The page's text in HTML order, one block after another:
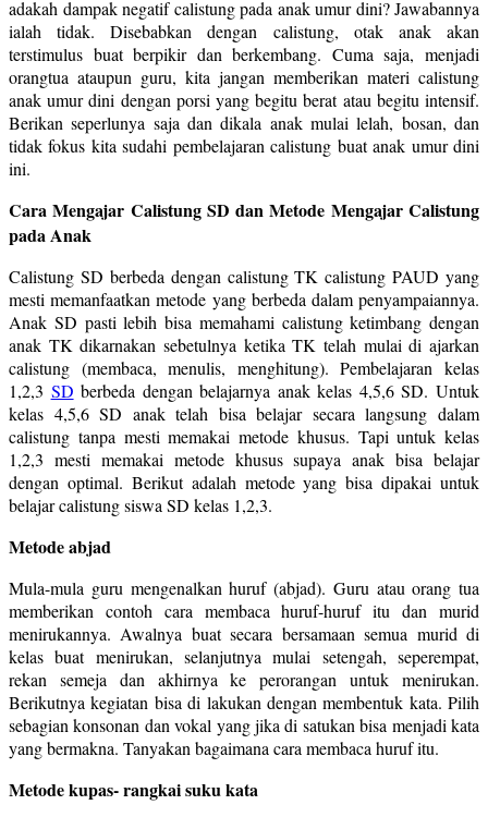
adakah dampak negatif calistung pada anak umur dini? Jawabannya
ialah tidak. Disebabkan dengan calistung, otak anak akan
terstimulus buat berpikir dan berkembang. Cuma saja, menjadi
orangtua ataupun guru, kita jangan memberikan materi calistung
anak umur dini dengan porsi yang begitu berat atau begitu intensif.
Berikan seperlunya saja dan dikala anak mulai lelah, bosan, dan
tidak fokus kita sudahi pembelajaran calistung buat anak umur dini
ini.
Cara Mengajar Calistung SD dan Metode Mengajar Calistung
pada Anak
Calistung SD berbeda dengan calistung TK calistung PAUD yang
mesti memanfaatkan metode yang berbeda dalam penyampaiannya.
Anak SD pasti lebih bisa memahami calistung ketimbang dengan
anak TK dikarnakan sebetulnya ketika TK telah mulai di ajarkan
calistung (membaca, menulis, menghitung). Pembelajaran kelas
1,2,3 SD berbeda dengan belajarnya anak kelas 4,5,6 SD. Untuk
kelas 4,5,6 SD anak telah bisa belajar secara langsung dalam
calistung tanpa mesti memakai metode khusus. Tapi untuk kelas
1,2,3 mesti memakai metode khusus supaya anak bisa belajar
dengan optimal. Berikut adalah metode yang bisa dipakai untuk
belajar calistung siswa SD kelas 1,2,3.
Metode abjad
Mula-mula guru mengenalkan huruf (abjad). Guru atau orang tua
memberikan contoh cara membaca huruf-huruf itu dan murid
menirukannya. Awalnya buat secara bersamaan semua murid di
kelas buat menirukan, selanjutnya mulai setengah, seperempat,
rekan semeja dan akhirnya ke perorangan untuk menirukan.
Berikutnya kegiatan bisa di lakukan dengan membentuk kata. Pilih
sebagian konsonan dan vokal yang jika di satukan bisa menjadi kata
yang bermakna. Tanyakan bagaimana cara membaca huruf itu.
Metode kupas- rangkai suku kata